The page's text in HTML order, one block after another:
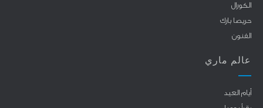
الكورال
حريصا بارك
الفنون
عالم ماري
أيام العيد